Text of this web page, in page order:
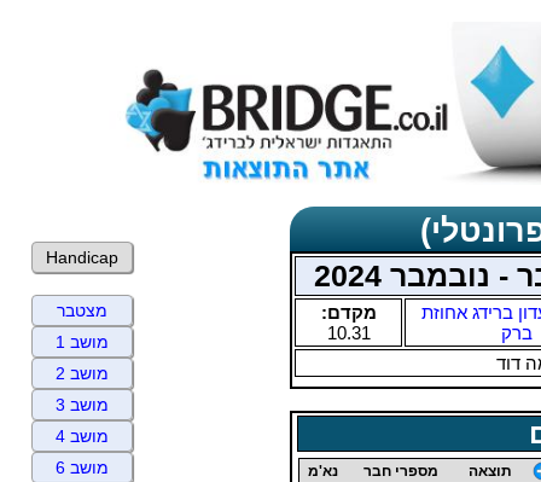
נובמבר 2024
ברידג אחוזת
ברק
מקדם:
10.31
דוד
תוצאה מספרי חבר נא'מ
Handicap
מצטבר
מושב 1
מושב 2
מושב 3
מושב 4
מושב 6